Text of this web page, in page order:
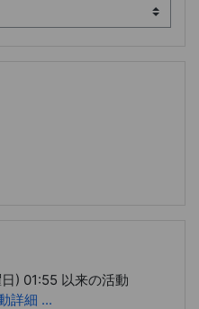
) 01:55 以来の活動
詳細 ...